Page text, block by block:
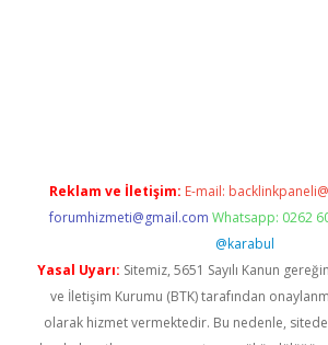
Reklam ve İletişim: E-mail:
forumhizmeti@gmail.com Whatsapp: 0262
@karabul
Yasal Uyarı: Sitemiz, 5651 Sayılı Kanun
ve İletişim Kurumu (BTK) tarafından
olarak hizmet vermektedir. Bu nedenle,